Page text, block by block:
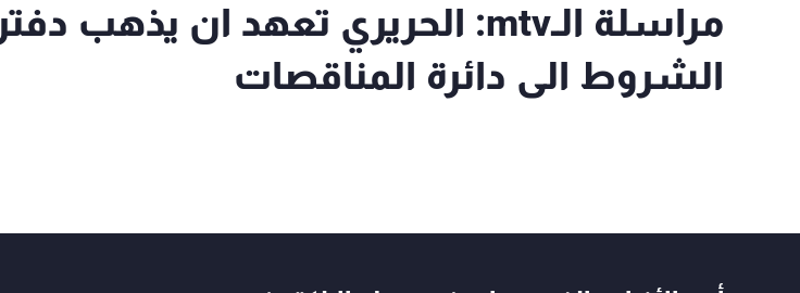
مراسلة الـmtv: الحريري تعهد ان يذهب دفتر
الشروط الى دائرة المناقصات